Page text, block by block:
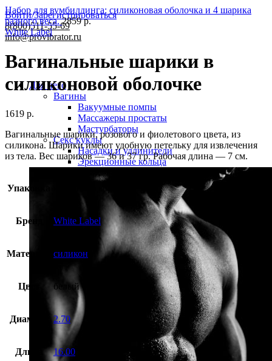
Войти/Зарегистрироваться
8(800)511-55-69
info@provibrator.ru
Для него
Вагины
Вакуумные помпы
Массажеры простаты
Мастурбаторы
Секс куклы
Насадки и удлинители
Эрекционные кольца
Набор для вумбилдинга: силиконовая оболочка и 4 шарика
разного веса.2859р.
White Label
Вагинальные шарики в
силиконовой оболочке
1619 р.
Вагинальные шарики, розового и фиолетового цвета, из
силикона. Шарики имеют удобную петельку для извлечения
из тела. Вес шариков — 36 и 37 гр. Рабочая длина — 7 см.
Упаковка
Бренд White Label
Материал силикон
Цвет белый
Диаметр 2.70
Длина 16.00